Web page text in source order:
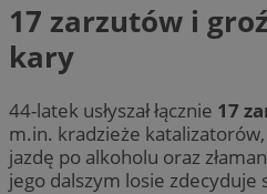
17 zarzutów i
kary
44-latek usłyszał łącznie 17
m.in. kradzieże
jazdę po alkoholu oraz
jego dalszym losie zdecyduje